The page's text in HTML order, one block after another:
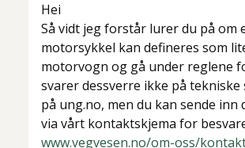
Hei
Så vidt jeg forstår lurer du på om
motorsykkel kan defineres som
motorvogn og gå under reglene
svarer dessverre ikke på
på ung.no, men du kan sende inn
via vårt kontaktskjema for
www.vegvesen.no/om-oss/